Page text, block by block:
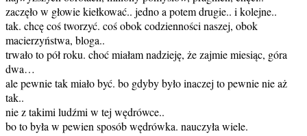
zaczęło w głowie kiełkować.. jedno a potem drugie.. i kolejne..
tak. chcę coś tworzyć. coś obok codzienności naszej, obok
macierzyństwa, bloga..
trwało to pół roku. choć miałam nadzieję, że zajmie miesiąc, góra
dwa…
ale pewnie tak miało być. bo gdyby było inaczej to pewnie nie aż
tak..
nie z takimi ludźmi w tej wędrówce..
bo to była w pewien sposób wędrówka. nauczyła wiele.